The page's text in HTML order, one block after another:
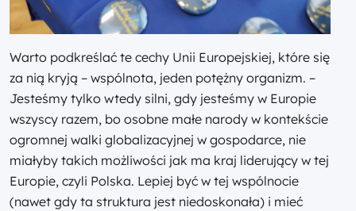
Warto podkreślać te cechy Unii Europejskiej, które się
za nią kryją – wspólnota, jeden potężny organizm. –
Jesteśmy tylko wtedy silni, gdy jesteśmy w Europie
wszyscy razem, bo osobne małe narody w kontekście
ogromnej walki globalizacyjnej w gospodarce, nie
miałyby takich możliwości jak ma kraj liderujący w tej
Europie, czyli Polska. Lepiej być w tej wspólnocie
(nawet gdy ta struktura jest niedoskonała) i mieć